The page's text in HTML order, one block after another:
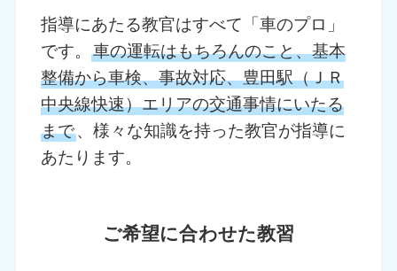
指導にあたる教官はすべて「車のプロ」
です。車の運転はもちろんのこと、基本
整備から車検、事故対応、豊田駅（ＪＲ
中央線快速）エリアの交通事情にいたる
まで、様々な知識を持った教官が指導に
あたります。
ご希望に合わせた教習